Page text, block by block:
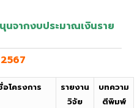
นจากงบประมาณเงินราย
อโครงการ
รายงาน
วิจัย
บทความ
ตีพิมพ์